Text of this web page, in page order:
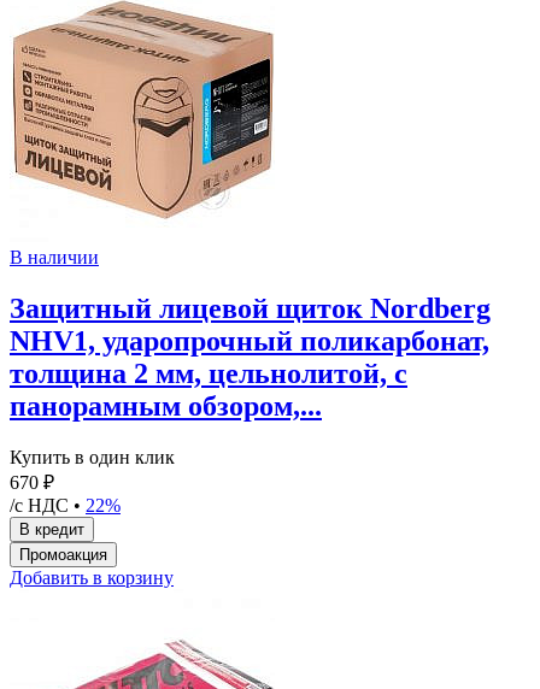
В наличии
Защитный лицевой щиток Nordberg
NHV1, ударопрочный поликарбонат,
толщина 2 мм, цельнолитой, с
панорамным обзором,...
Купить в один клик
670 ₽
/с НДС • 22%
Добавить в корзину